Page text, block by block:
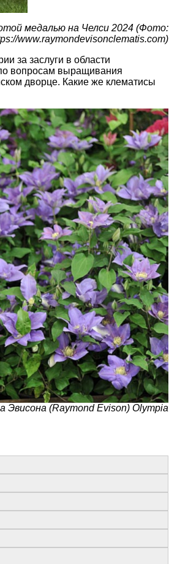
медалью на Челси 2024 (Фото:
www.raymondevisonclematis.com)
за заслуги в области
вопросам выращивания
дворце. Какие же клематисы
Эвисона (Raymond Evison) Olympia